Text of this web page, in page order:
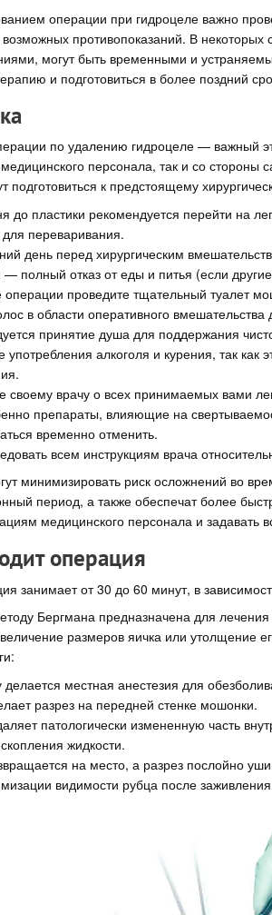
операции при гидроцеле важно
противопоказаний. В
могут быть временными и
и подготовиться в более поздний
по удалению гидроцеле — важный
персонала, так и со
подготовиться к предстоящему
до пластики рекомендуется перейти на
для переваривания.
день перед хирургическим
— полный отказ от еды и питья (если
операции проведите тщательный туалет
в области оперативного
принятие душа для поддержания
употребления алкоголя и курения, так
своему врачу о всех принимаемых вами
препараты, влияющие на
временно отменить.
всем инструкциям врача
минимизировать риск осложнений во
период, а также обеспечат более
медицинского персонала и задавать
операция
занимает от 30 до 60 минут, в
Бергмана предназначена для лечения
размеров яичка или утолщение
делается местная анестезия для
разрез на передней стенке мошонки.
патологически измененную часть
жидкости.
на место, а разрез послойно
видимости рубца после